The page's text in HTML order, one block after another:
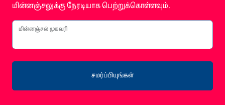
மின்னஞ்சலுக்கு நேரடியாக பெற்றுக்கொள்ளவும்.
மின்னஞ்சல் முகவரி
சமர்ப்பியுங்கள்